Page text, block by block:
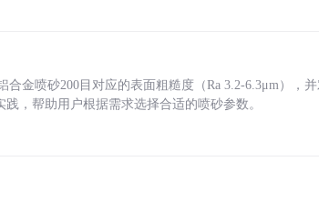
金喷砂200目对应的表面粗糙度（Ra 3.2-6.3μm），
，帮助用户根据需求选择合适的喷砂参数。